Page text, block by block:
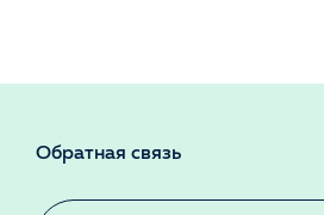
Обратная связь